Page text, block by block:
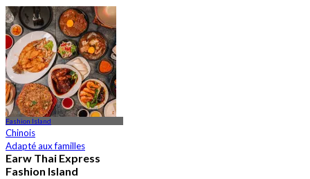
Fashion Island
Chinois
Adapté aux familles
Earw Thai Express
Fashion Island